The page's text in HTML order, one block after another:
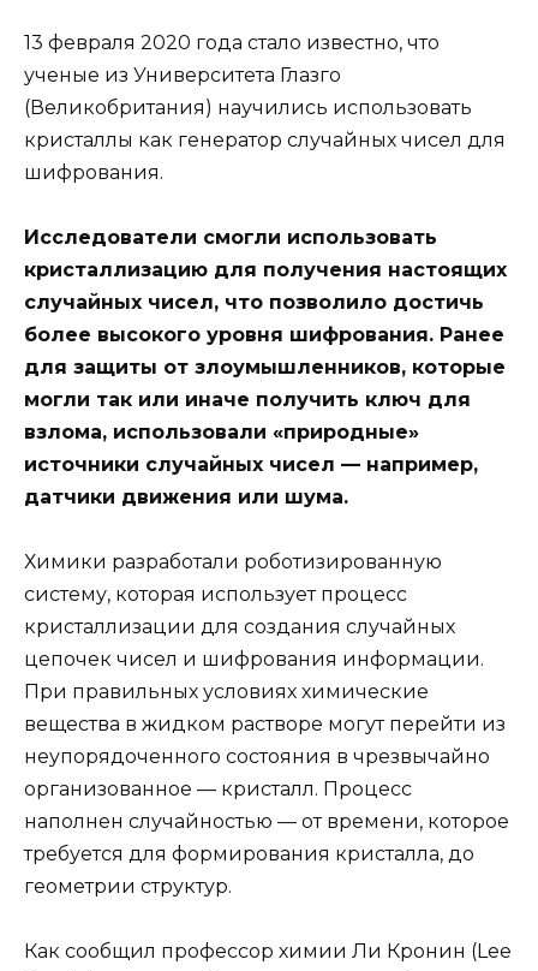
13 февраля 2020 года стало известно, что
ученые из Университета Глазго
(Великобритания) научились использовать
кристаллы как генератор случайных чисел для
шифрования.
Исследователи смогли использовать
кристаллизацию для получения настоящих
случайных чисел, что позволило достичь
более высокого уровня шифрования. Ранее
для защиты от злоумышленников, которые
могли так или иначе получить ключ для
взлома, использовали «природные»
источники случайных чисел — например,
датчики движения или шума.
Химики разработали роботизированную
систему, которая использует процесс
кристаллизации для создания случайных
цепочек чисел и шифрования информации.
При правильных условиях химические
вещества в жидком растворе могут перейти из
неупорядоченного состояния в чрезвычайно
организованное — кристалл. Процесс
наполнен случайностью — от времени, которое
требуется для формирования кристалла, до
геометрии структур.
Как сообщил профессор химии Ли Кронин (Lee